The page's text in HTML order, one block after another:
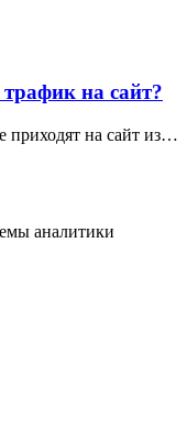
на сайт?
приходят на сайт из…